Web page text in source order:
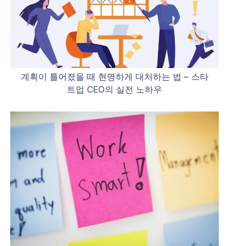
계획이 틀어졌을 때 현명하게 대처하는 법 – 스타
트업 CEO의 실전 노하우